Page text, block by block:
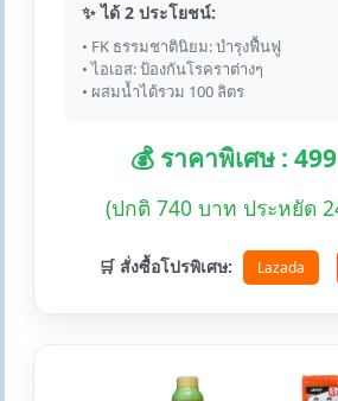
✨ ได้ 2 ประโยชน์:
• FK ธรรมชาตินิยม: บำรุงฟื้นฟู
• ไอเอส: ป้องกันโรคราต่างๆ
• ผสมน้ำได้รวม 100 ลิตร
💰 ราคาพิเศษ :
(ปกติ 740 บาท ประหยัด
🛒 สั่งซื้อโปรพิเศษ: Lazada